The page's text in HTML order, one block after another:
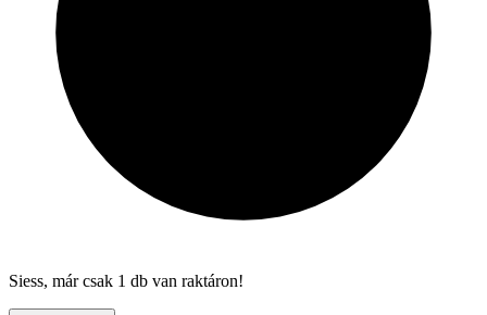
Siess, már csak 1 db van raktáron!